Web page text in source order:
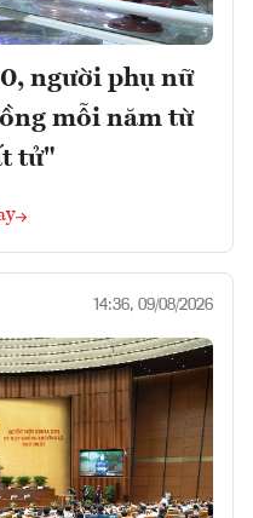
người phụ nữ
mỗi năm từ
tử"
14:36, 09/08/2026